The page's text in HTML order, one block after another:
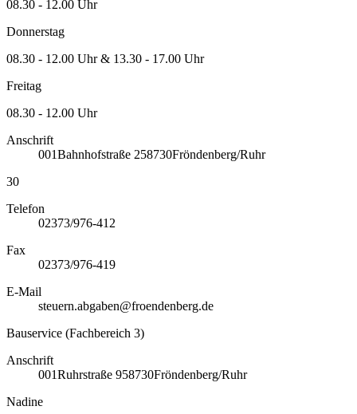
08.30 - 12.00 Uhr
Donnerstag
08.30 - 12.00 Uhr & 13.30 - 17.00 Uhr
Freitag
08.30 - 12.00 Uhr
Anschrift
001Bahnhofstraße 258730Fröndenberg/Ruhr
30
Telefon
02373/976-412
Fax
02373/976-419
E-Mail
steuern.abgaben@froendenberg.de
Bauservice (Fachbereich 3)
Anschrift
001Ruhrstraße 958730Fröndenberg/Ruhr
Nadine